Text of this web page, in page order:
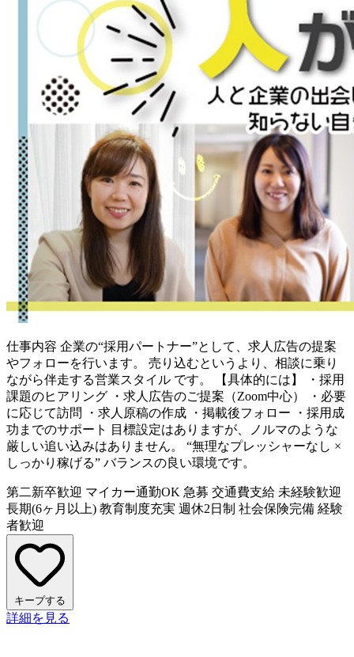
仕事内容 企業の“採用パートナー”として、求人広告の提案
やフォローを行います。 売り込むというより、相談に乗り
ながら伴走する営業スタイル です。 【具体的には】 ・採用
課題のヒアリング ・求人広告のご提案（Zoom中心） ・必要
に応じて訪問 ・求人原稿の作成 ・掲載後フォロー ・採用成
功までのサポート 目標設定はありますが、ノルマのような
厳しい追い込みはありません。 “無理なプレッシャーなし ×
しっかり稼げる” バランスの良い環境です。
第二新卒歓迎 マイカー通勤OK 急募 交通費支給 未経験歓迎
長期(6ヶ月以上) 教育制度充実 週休2日制 社会保険完備 経験
者歓迎
キープする
詳細を見る